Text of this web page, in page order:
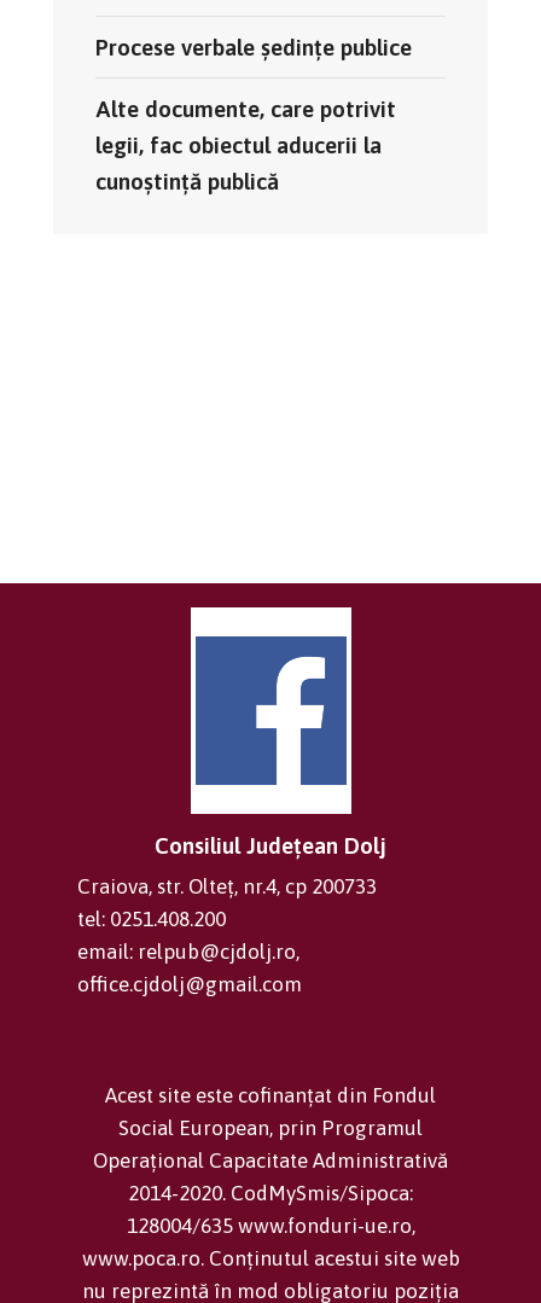
Procese verbale ședințe publice
Alte documente, care potrivit
legii, fac obiectul aducerii la
cunoștință publică
Consiliul Județean Dolj
Craiova, str. Olteț, nr.4, cp 200733
tel: 0251.408.200
email: relpub@cjdolj.ro,
office.cjdolj@gmail.com
Acest site este cofinanțat din Fondul
Social European, prin Programul
Operațional Capacitate Administrativă
2014-2020. CodMySmis/Sipoca:
128004/635 www.fonduri-ue.ro,
www.poca.ro. Conținutul acestui site web
nu reprezintă în mod obligatoriu poziția